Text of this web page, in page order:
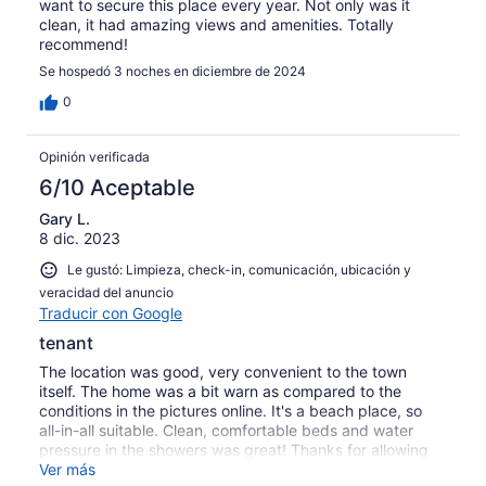
want to secure this place every year. Not only was it
clean, it had amazing views and amenities. Totally
recommend!
Se hospedó 3 noches en diciembre de 2024
0
Opinión verificada
6/10 Aceptable
Gary L.
8 dic. 2023
Le gustó: Limpieza, check-in, comunicación, ubicación y
veracidad del anuncio
Traducir con Google
tenant
The location was good, very convenient to the town
itself. The home was a bit warn as compared to the
conditions in the pictures online. It's a beach place, so
all-in-all suitable. Clean, comfortable beds and water
pressure in the showers was great! Thanks for allowing
us the use of this home.
Ver más